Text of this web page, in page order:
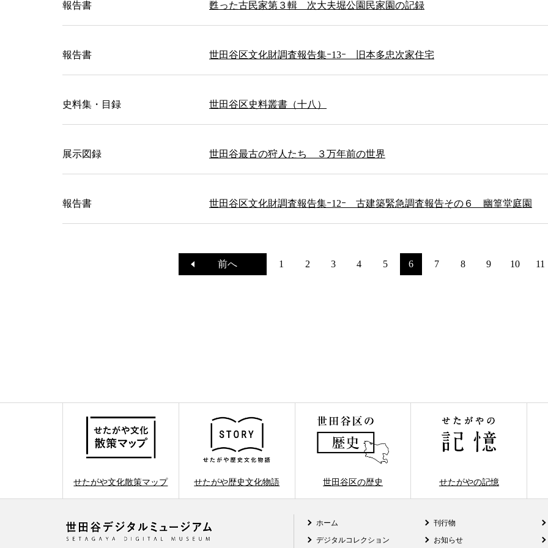
報告書 甦った古民家第３輯 次大夫堀公園民家園の記録
報告書 世田谷区文化財調査報告集ｰ13ｰ 旧本多忠次家住宅
史料集・目録 世田谷区史料叢書（十八）
展示図録 世田谷最古の狩人たち ３万年前の世界
報告書 世田谷区文化財調査報告集ｰ12ｰ 古建築緊急調査報告その６ 幽篁堂庭園
前へ 1 2 3 4 5 6 7 8 9 10 11
せたがや文化散策マップ せたがや歴史文化物語 世田谷区の歴史 せたがやの記憶
ホーム
デジタルコレクション
刊行物
お知らせ